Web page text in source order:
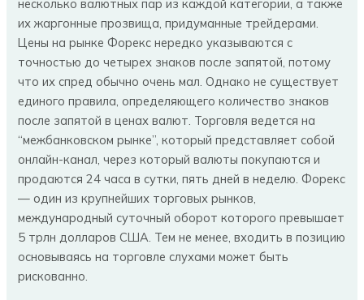
несколько валютных пар из каждой категории, а также
их жаргонные прозвища, придуманные трейдерами.
Цены на рынке Форекс нередко указываются с
точностью до четырех знаков после запятой, потому
что их спред обычно очень мал. Однако не существует
единого правила, определяющего количество знаков
после запятой в ценах валют. Торговля ведется на
“межбанковском рынке”, который представляет собой
онлайн-канал, через который валюты покупаются и
продаются 24 часа в сутки, пять дней в неделю. Форекс
— один из крупнейших торговых рынков,
международный суточный оборот которого превышает
5 трлн долларов США. Тем не менее, входить в позицию
основываясь на торговле слухами может быть
рискованно.